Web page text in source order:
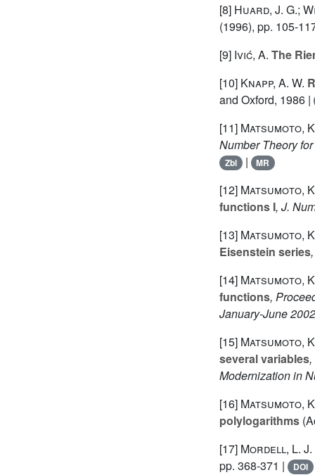
[8] Huard, J. G.;
(1996), pp. 105-
[9] Ivić, A. The
[10] Knapp, A. W.
and Oxford, 1986 |
[11] Matsumoto,
Number Theory
Zbl | MR
[12] Matsumoto,
functions I, J.
[13] Matsumoto,
Eisenstein series
[14] Matsumoto,
functions,
January-June
[15] Matsumoto,
several variables,
Modernization in
[16] Matsumoto,
polylogarithms
[17] Mordell, L. J.
pp. 368-371 |
DOI